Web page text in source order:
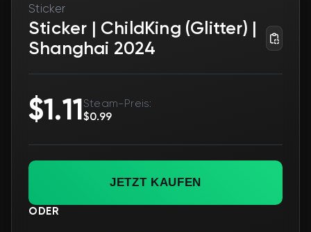
Sticker
Sticker | ChildKing (Glitter) |
Shanghai 2024
$1.11Steam-Preis:
$0.99
JETZT KAUFEN
ODER